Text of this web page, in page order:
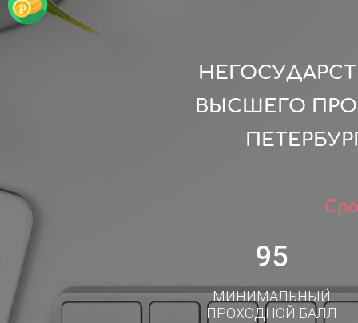
ВЫСШЕГО
95
МИНИМАЛЬНЫЙ
ПРОХОДНОЙ БАЛЛ